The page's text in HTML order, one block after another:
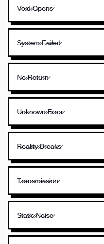
V̷o̷i̷d̷ ̷O̷p̷e̷n̷s̷
S̷y̷s̷t̷e̷m̷ ̷F̷a̷i̷l̷e̷d̷
N̷o̷ ̷R̷e̷t̷u̷r̷n̷
U̷n̷k̷n̷o̷w̷n̷ ̷E̷r̷r̷o̷r̷
R̷e̷a̷l̷i̷t̷y̷ ̷B̷r̷e̷a̷k̷s̷
T̷r̷a̷n̷s̷m̷i̷s̷s̷i̷o̷n̷
S̷t̷a̷t̷i̷c̷ ̷N̷o̷i̷s̷e̷